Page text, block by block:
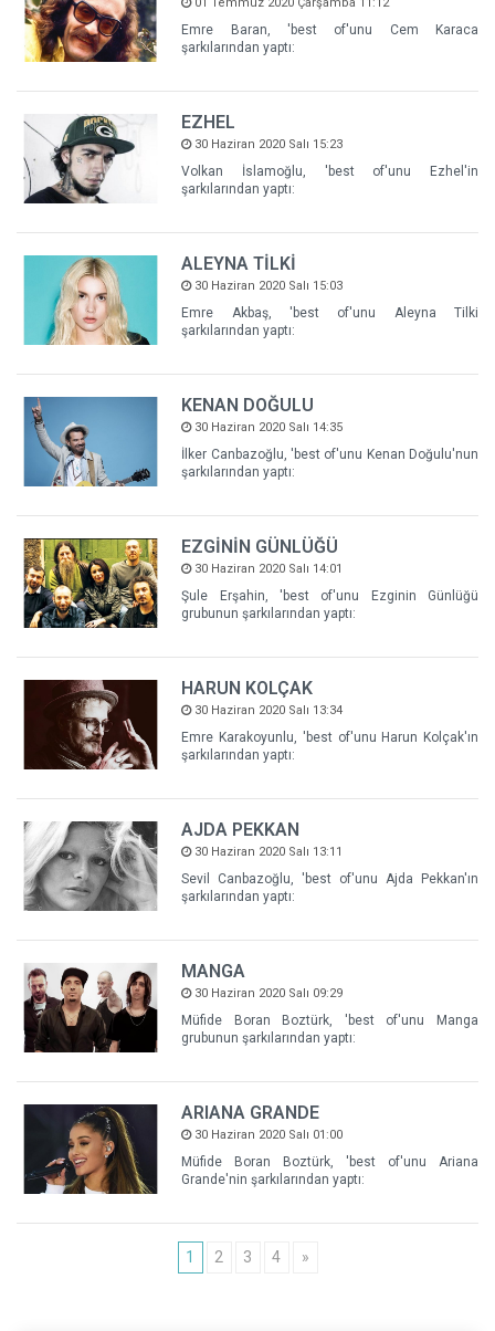
Emre Baran, 'best of'unu Cem Karaca
şarkılarından yaptı:
EZHEL
30 Haziran 2020 Salı 15:23
Volkan İslamoğlu, 'best of'unu Ezhel'in
şarkılarından yaptı:
ALEYNA TİLKİ
30 Haziran 2020 Salı 15:03
Emre Akbaş, 'best of'unu Aleyna Tilki
şarkılarından yaptı:
KENAN DOĞULU
30 Haziran 2020 Salı 14:35
İlker Canbazoğlu, 'best of'unu Kenan Doğulu'nun
şarkılarından yaptı:
EZGİNİN GÜNLÜĞÜ
30 Haziran 2020 Salı 14:01
Şule Erşahin, 'best of'unu Ezginin Günlüğü
grubunun şarkılarından yaptı:
HARUN KOLÇAK
30 Haziran 2020 Salı 13:34
Emre Karakoyunlu, 'best of'unu Harun Kolçak'ın
şarkılarından yaptı:
AJDA PEKKAN
30 Haziran 2020 Salı 13:11
Sevil Canbazoğlu, 'best of'unu Ajda Pekkan'ın
şarkılarından yaptı:
MANGA
30 Haziran 2020 Salı 09:29
Müfide Boran Boztürk, 'best of'unu Manga
grubunun şarkılarından yaptı:
ARIANA GRANDE
30 Haziran 2020 Salı 01:00
Müfide Boran Boztürk, 'best of'unu Ariana
Grande'nin şarkılarından yaptı:
1 2 3 4 »